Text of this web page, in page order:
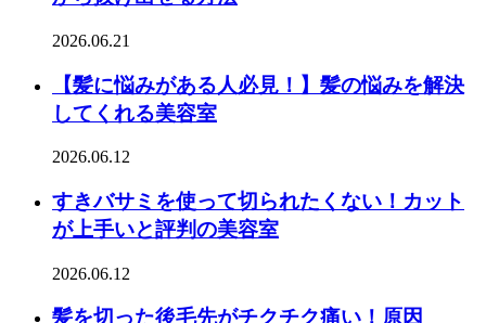
2026.06.21
【髪に悩みがある人必見！】髪の悩みを解決
してくれる美容室
2026.06.12
すきバサミを使って切られたくない！カット
が上手いと評判の美容室
2026.06.12
髪を切った後毛先がチクチク痛い！原因